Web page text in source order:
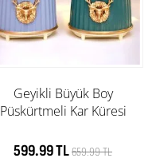
Geyikli Büyük Boy
Püskürtmeli Kar Küresi
599.99 TL659.99 TL